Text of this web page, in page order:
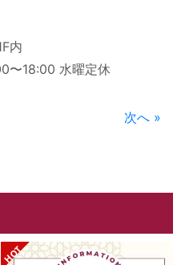
内
〜18:00 水曜定休
次へ »